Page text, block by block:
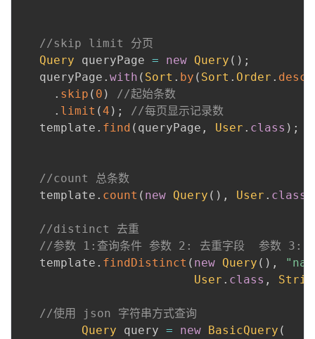
//skip limit 分页
Query queryPage = new Query ( ) ;
   queryPage
. with ( Sort . by ( Sort . Order . desc
. skip ( 0 )
//起始条数
. limit (4 ) ;
//每页显示记录数
   template
. find ( queryPage , User . class ) ;
//count 总条数
   template
. count ( new Query ( ) , User . class
//distinct 去重
//参数 1:查询条件 参数 2: 去重字段  参数 3:
   template
. findDistinct ( new Query ( ) ,
User . class ,
//使用 json 字符串方式查询
Query query = new BasicQuery (